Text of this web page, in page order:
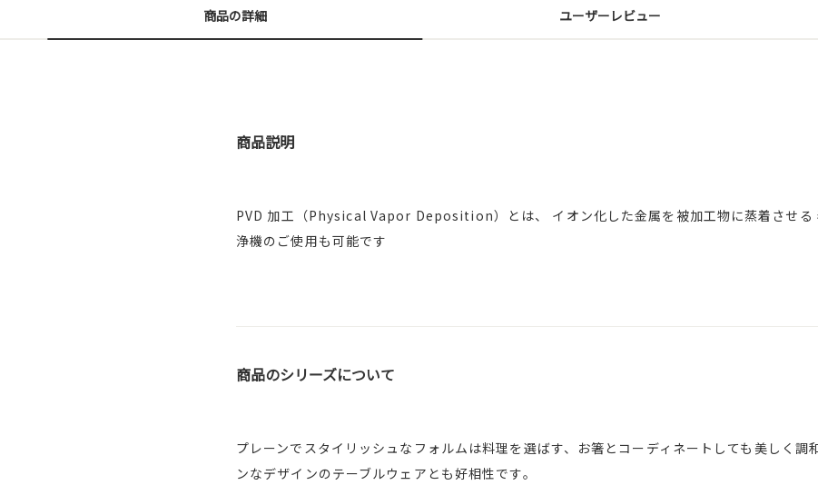
商品の詳細 ユーザーレビュー
商品説明
PVD 加工（Physical Vapor Deposition）とは、 イオン化した金属を被加工物に蒸着させる
浄機のご使用も可能です
商品のシリーズについて
プレーンでスタイリッシュなフォルムは料理を選ばす、お箸とコーディネートしても美しく調
ンなデザインのテーブルウェアとも好相性です。